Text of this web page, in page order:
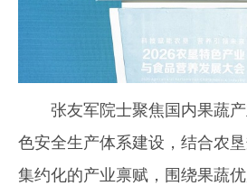
张友军院士聚焦国内果蔬产
色安全生产体系建设，结合农垦
集约化的产业禀赋，围绕果蔬